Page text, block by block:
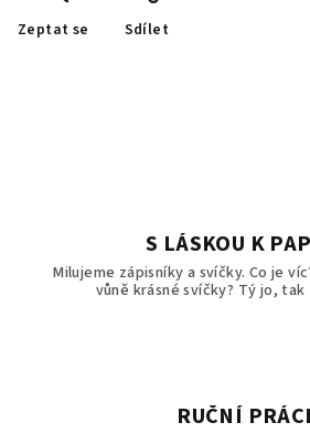
Zeptat se Sdílet
S LÁSKOU K
Milujeme zápisníky a svíčky. Co je
vůně krásné svíčky? Tý jo,
RUČNÍ